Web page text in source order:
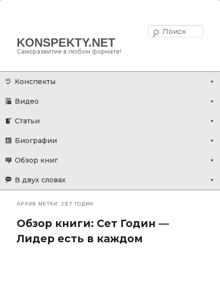
KONSPEKTY.NET
Саморазвитие в любом формате!
Главное меню
основному
дополнительному
Конспекты
Видео
Статьи
Биографии
Обзор книг
В двух словах
АРХИВ МЕТКИ:СЕТ ГОДИН
Обзор книги: Сет Годин —
Лидер есть в каждом